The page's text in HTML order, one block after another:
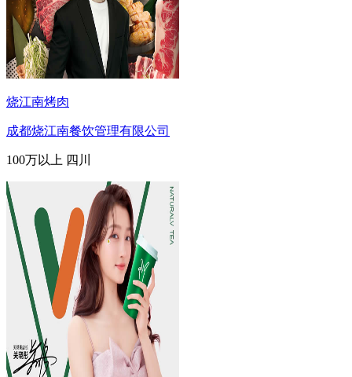
烧江南烤肉
成都烧江南餐饮管理有限公司
100万以上 四川